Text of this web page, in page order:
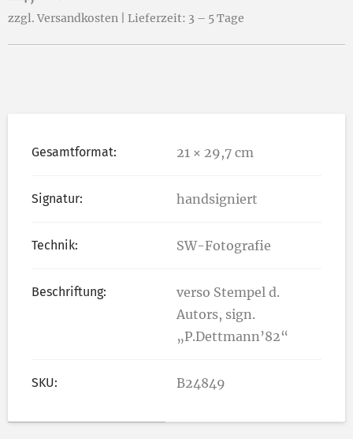
zzgl. Versandkosten | Lieferzeit: 3 – 5 Tage
Gesamtformat: 21 × 29,7 cm
Signatur: handsigniert
Technik: SW-Fotografie
Beschriftung:
verso Stempel d.
Autors, sign.
„P.Dettmann’82“
SKU: B24849